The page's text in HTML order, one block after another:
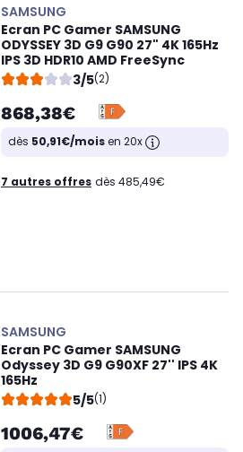
SAMSUNG
Ecran PC Gamer SAMSUNG
ODYSSEY 3D G9 G90 27" 4K 165Hz
IPS 3D HDR10 AMD FreeSync
3/5(2)
868,38€
dès 50,91€/moisen 20x
7 autres offres dès 485,49€
SAMSUNG
Ecran PC Gamer SAMSUNG
Odyssey 3D G9 G90XF 27'' IPS 4K
165Hz
5/5(1)
1006,47€